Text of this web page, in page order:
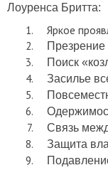
Лоуренса Бритта:
Яркое
Презрение
Поиск
Засилье
Связь
Защита